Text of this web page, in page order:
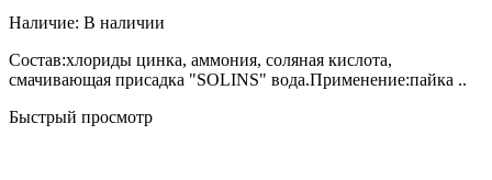
Наличие: В наличии
Состав:хлориды цинка, аммония, соляная кислота,
смачивающая присадка "SOLINS" вода.Применение:пайка ..
Быстрый просмотр